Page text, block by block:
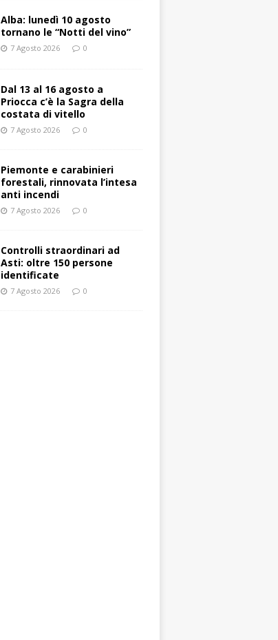
Alba: lunedì 10 agosto
tornano le “Notti del vino”
7 Agosto 2026 0
Dal 13 al 16 agosto a
Priocca c’è la Sagra della
costata di vitello
7 Agosto 2026 0
Piemonte e carabinieri
forestali, rinnovata l’intesa
anti incendi
7 Agosto 2026 0
Controlli straordinari ad
Asti: oltre 150 persone
identificate
7 Agosto 2026 0